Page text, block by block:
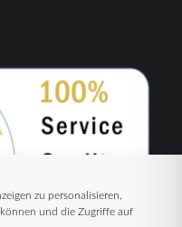
zu personalisieren,
und die Zugriffe auf